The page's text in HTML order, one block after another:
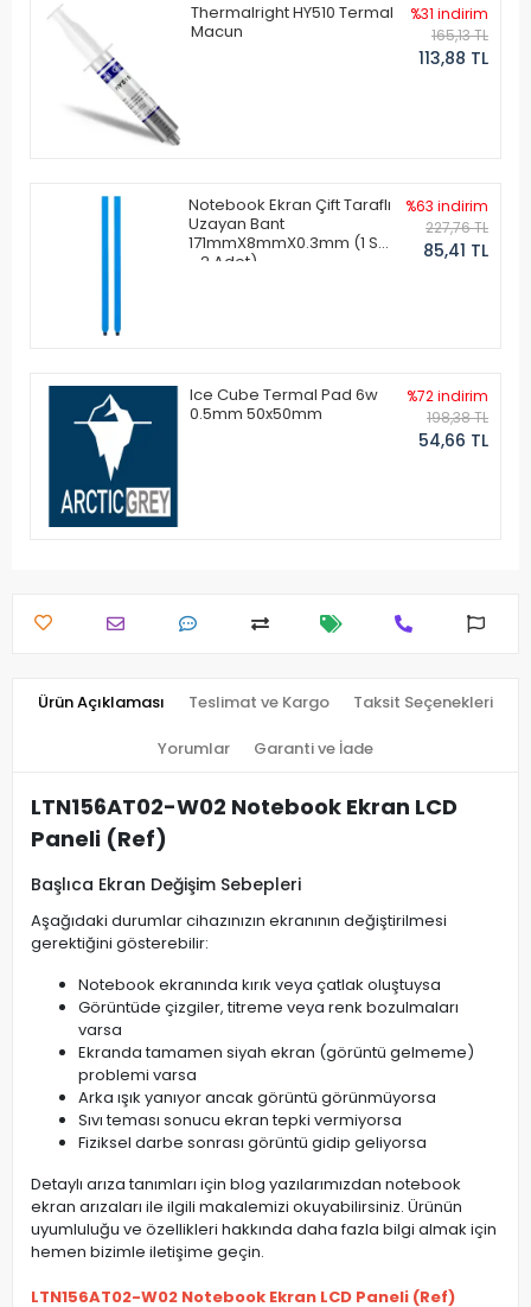
Thermalright HY510 Termal
Macun
%31 indirim
165,13 TL
113,88 TL
Notebook Ekran Çift Taraflı
Uzayan Bant
171mmX8mmX0.3mm (1 Set
- 2 Adet)
%63 indirim
227,76 TL
85,41 TL
Ice Cube Termal Pad 6w
0.5mm 50x50mm
%72 indirim
198,38 TL
54,66 TL
Ürün Açıklaması Teslimat ve Kargo Taksit Seçenekleri
Yorumlar Garanti ve İade
LTN156AT02-W02 Notebook Ekran LCD
Paneli (Ref)
Başlıca Ekran Değişim Sebepleri
Aşağıdaki durumlar cihazınızın ekranının değiştirilmesi
gerektiğini gösterebilir:
Notebook ekranında kırık veya çatlak oluştuysa
Görüntüde çizgiler, titreme veya renk bozulmaları
varsa
Ekranda tamamen siyah ekran (görüntü gelmeme)
problemi varsa
Arka ışık yanıyor ancak görüntü görünmüyorsa
Sıvı teması sonucu ekran tepki vermiyorsa
Fiziksel darbe sonrası görüntü gidip geliyorsa
Detaylı arıza tanımları için blog yazılarımızdan notebook
ekran arızaları ile ilgili makalemizi okuyabilirsiniz. Ürünün
uyumluluğu ve özellikleri hakkında daha fazla bilgi almak için
hemen bizimle iletişime geçin.
LTN156AT02-W02 Notebook Ekran LCD Paneli (Ref)